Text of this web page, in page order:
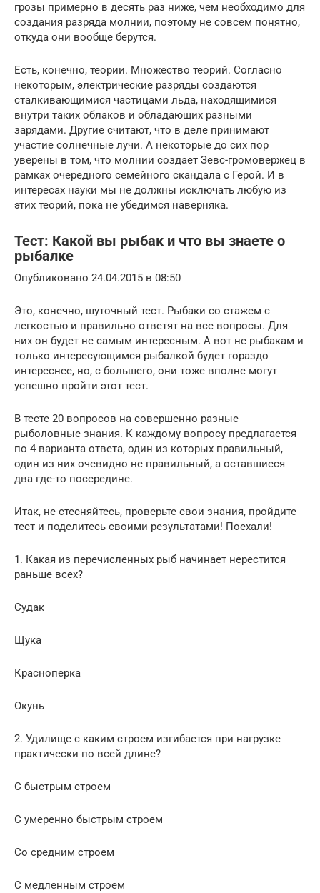
грозы примерно в десять раз ниже, чем необходимо для
создания разряда молнии, поэтому не совсем понятно,
откуда они вообще берутся.
Есть, конечно, теории. Множество теорий. Согласно
некоторым, электрические разряды создаются
сталкивающимися частицами льда, находящимися
внутри таких облаков и обладающих разными
зарядами. Другие считают, что в деле принимают
участие солнечные лучи. А некоторые до сих пор
уверены в том, что молнии создает Зевс-громовержец в
рамках очередного семейного скандала с Герой. И в
интересах науки мы не должны исключать любую из
этих теорий, пока не убедимся наверняка.
Тест: Какой вы рыбак и что вы знаете о
рыбалке
Опубликовано 24.04.2015 в 08:50
Это, конечно, шуточный тест. Рыбаки со стажем с
легкостью и правильно ответят на все вопросы. Для
них он будет не самым интересным. А вот не рыбакам и
только интересующимся рыбалкой будет гораздо
интереснее, но, с большего, они тоже вполне могут
успешно пройти этот тест.
В тесте 20 вопросов на совершенно разные
рыболовные знания. К каждому вопросу предлагается
по 4 варианта ответа, один из которых правильный,
один из них очевидно не правильный, а оставшиеся
два где-то посередине.
Итак, не стесняйтесь, проверьте свои знания, пройдите
тест и поделитесь своими результатами! Поехали!
1. Какая из перечисленных рыб начинает нерестится
раньше всех?
Судак
Щука
Красноперка
Окунь
2. Удилище с каким строем изгибается при нагрузке
практически по всей длине?
С быстрым строем
С умеренно быстрым строем
Со средним строем
С медленным строем